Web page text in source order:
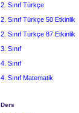
2. Sınıf Türkçe
2. Sınıf Türkçe 50 Etkinlik
2. Sınıf Türkçe 87 Etkinlik
3. Sınıf
4. Sınıf
4. Sınıf Matematik
Ders